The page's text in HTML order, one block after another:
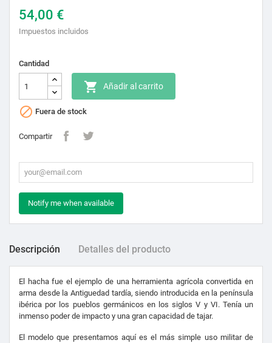
54,00 €
Impuestos incluidos
Cantidad
 Añadir al carrito
 Fuera de stock
Compartir
Notify me when available
Descripción Detalles del producto
El hacha fue el ejemplo de una herramienta agrícola convertida en
arma desde la Antiguedad tardía, siendo introducida en la península
ibérica por los pueblos germánicos en los siglos V y VI. Tenía un
inmenso poder de impacto y una gran capacidad de tajar.
El modelo que presentamos aquí es el más simple uso militar de